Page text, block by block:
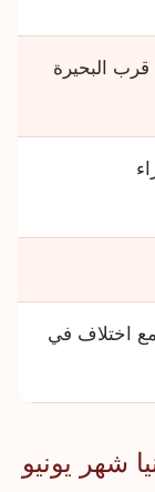
البحيرة
اختلاف في
شهر يونيو